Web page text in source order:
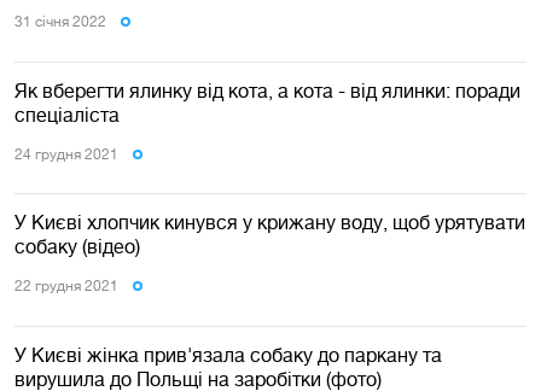
31 сiчня 2022
Як вберегти ялинку від кота, а кота - від ялинки: поради
спеціаліста
24 грудня 2021
У Києві хлопчик кинувся у крижану воду, щоб урятувати
собаку (відео)
22 грудня 2021
У Києві жінка прив'язала собаку до паркану та
вирушила до Польщі на заробітки (фото)